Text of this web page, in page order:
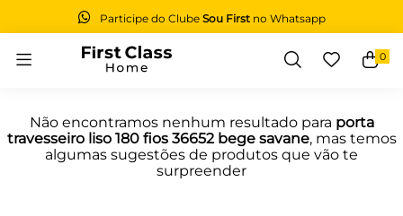
Participe do ClubeSou First no Whatsapp
0
Não encontramos nenhum resultado para porta
travesseiro liso 180 fios 36652 bege savane, mas temos
algumas sugestões de produtos que vão te
surpreender